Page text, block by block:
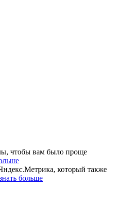
чтобы вам было проще
который также
больше